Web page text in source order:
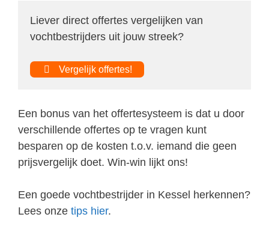
Liever direct offertes vergelijken van
vochtbestrijders uit jouw streek?
Vergelijk offertes!
Een bonus van het offertesysteem is dat u door
verschillende offertes op te vragen kunt
besparen op de kosten t.o.v. iemand die geen
prijsvergelijk doet. Win-win lijkt ons!
Een goede vochtbestrijder in Kessel herkennen?
Lees onze tips hier.